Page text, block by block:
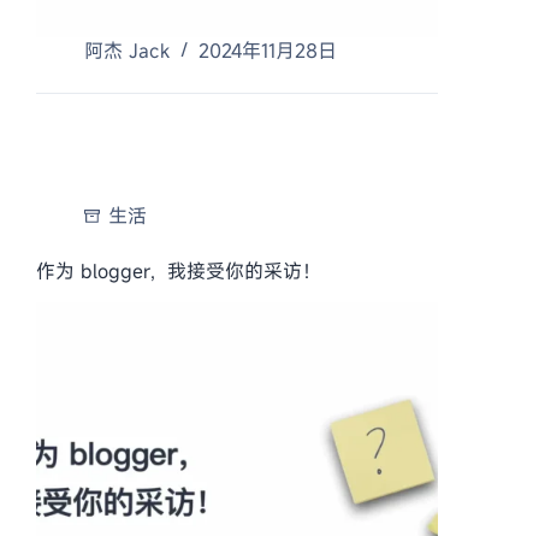
阿杰 Jack 2024年11月28日
生活
作为 blogger，我接受你的采访！